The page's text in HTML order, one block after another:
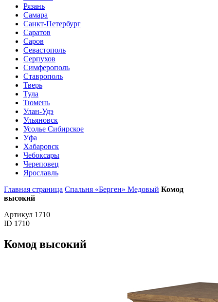
Рязань
Самара
Санкт-Петербург
Саратов
Саров
Севастополь
Серпухов
Симферополь
Ставрополь
Тверь
Тула
Тюмень
Улан-Удэ
Ульяновск
Усолье Сибирское
Уфа
Хабаровск
Чебоксары
Череповец
Ярославль
Главная страница Спальня «Берген» Медовый Комод
высокий
Артикул 1710
ID 1710
Комод высокий